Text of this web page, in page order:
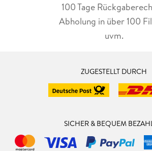
100 Tage
Abholung in über 100
uvm.
ZUGESTELLT DURCH
SICHER & BEQUEM